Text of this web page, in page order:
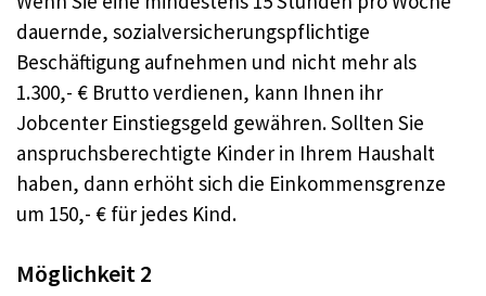
dauernde, sozialversicherungspflichtige
Beschäftigung aufnehmen und nicht mehr als
1.300,- € Brutto verdienen, kann Ihnen ihr
Jobcenter Einstiegsgeld gewähren. Sollten Sie
anspruchsberechtigte Kinder in Ihrem Haushalt
haben, dann erhöht sich die Einkommensgrenze
um 150,- € für jedes Kind.
Möglichkeit 2